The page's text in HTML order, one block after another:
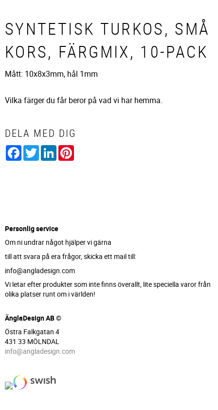
SYNTETISK TURKOS, SMÅ
KORS, FÄRGMIX, 10-PACK
Mått: 10x8x3mm, hål 1mm
Vilka färger du får beror på vad vi har hemma.
DELA MED DIG
Facebook
TwitterLinkedIn
Personlig service
Om ni undrar något hjälper vi gärna
till att svara på era frågor, skicka ett mail till:
info@angladesign.com
Vi letar efter produkter som inte finns överallt, lite speciella varor från
olika platser runt om i världen!
ÄnglaDesign AB ©
Östra Falkgatan 4
431 33 MÖLNDAL
info@angladesign.com